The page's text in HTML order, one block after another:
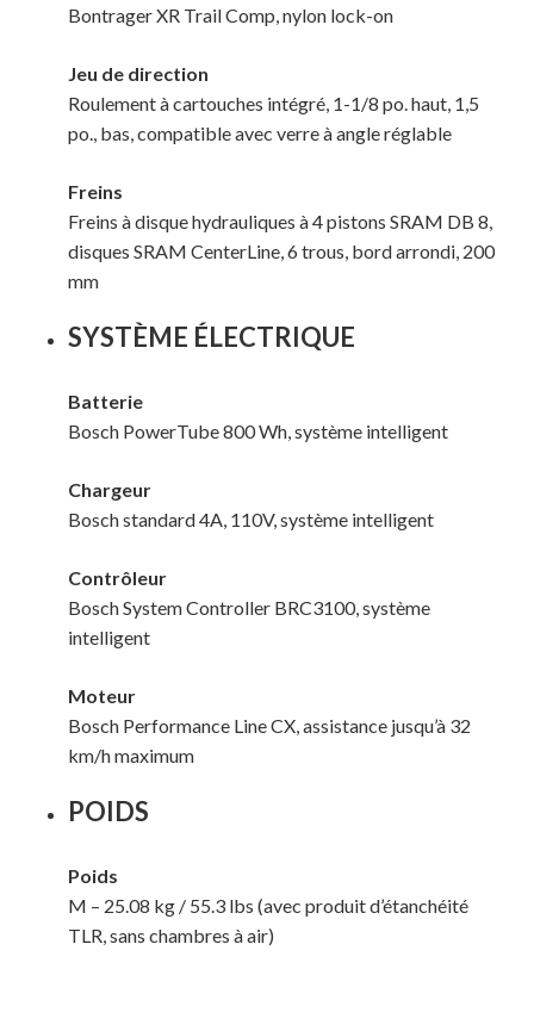
Bontrager XR Trail Comp, nylon lock-on
Jeu de direction
Roulement à cartouches intégré, 1-1/8 po. haut, 1,5
po., bas, compatible avec verre à angle réglable
Freins
Freins à disque hydrauliques à 4 pistons SRAM DB 8,
disques SRAM CenterLine, 6 trous, bord arrondi, 200
mm
SYSTÈME ÉLECTRIQUE
Batterie
Bosch PowerTube 800 Wh, système intelligent
Chargeur
Bosch standard 4A, 110V, système intelligent
Contrôleur
Bosch System Controller BRC3100, système
intelligent
Moteur
Bosch Performance Line CX, assistance jusqu’à 32
km/h maximum
POIDS
Poids
M – 25.08 kg / 55.3 lbs (avec produit d’étanchéité
TLR, sans chambres à air)